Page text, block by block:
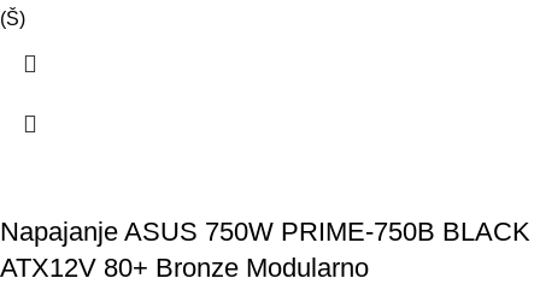
(Š)
Napajanje ASUS 750W PRIME-750B BLACK
ATX12V 80+ Bronze Modularno